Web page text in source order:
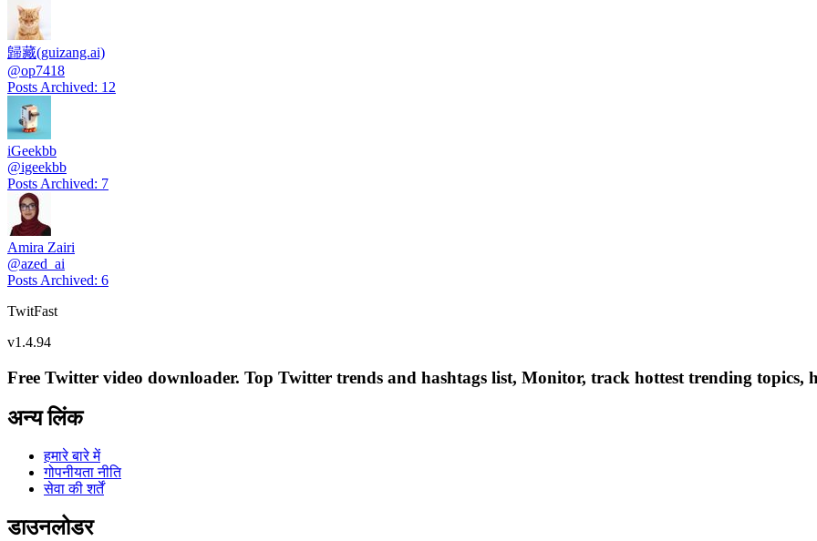
歸藏(guizang.ai)
@op7418
Posts Archived: 12
iGeekbb
@igeekbb
Posts Archived: 7
Amira Zairi
@azed_ai
Posts Archived: 6
TwitFast
v1.4.94
Free Twitter video downloader. Top Twitter trends and hashtags list, Monitor, track hottest trending topics,
अन्य लिंक
हमारे बारे में
गोपनीयता नीति
सेवा की शर्तें
डाउनलोडर